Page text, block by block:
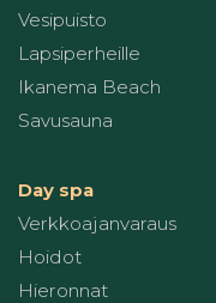
Vesipuisto
Lapsiperheille
Ikanema Beach
Savusauna
Day spa
Verkkoajanvaraus
Hoidot
Hieronnat